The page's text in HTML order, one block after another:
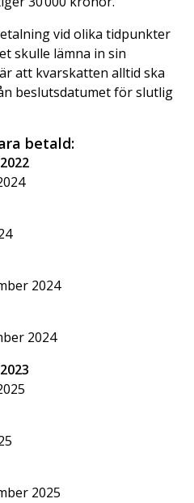
vid olika tidpunkter
skulle lämna in sin
att kvarskatten alltid ska
beslutsdatumet för slutlig
betald:
2024
2024
2025